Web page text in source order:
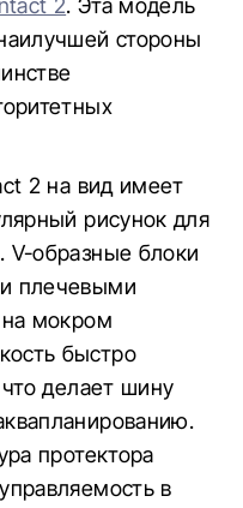
2. Эта модель
стороны
2 на вид имеет
рисунок для
образные блоки
плечевыми
на мокром
быстро
что делает шину
протектора
в